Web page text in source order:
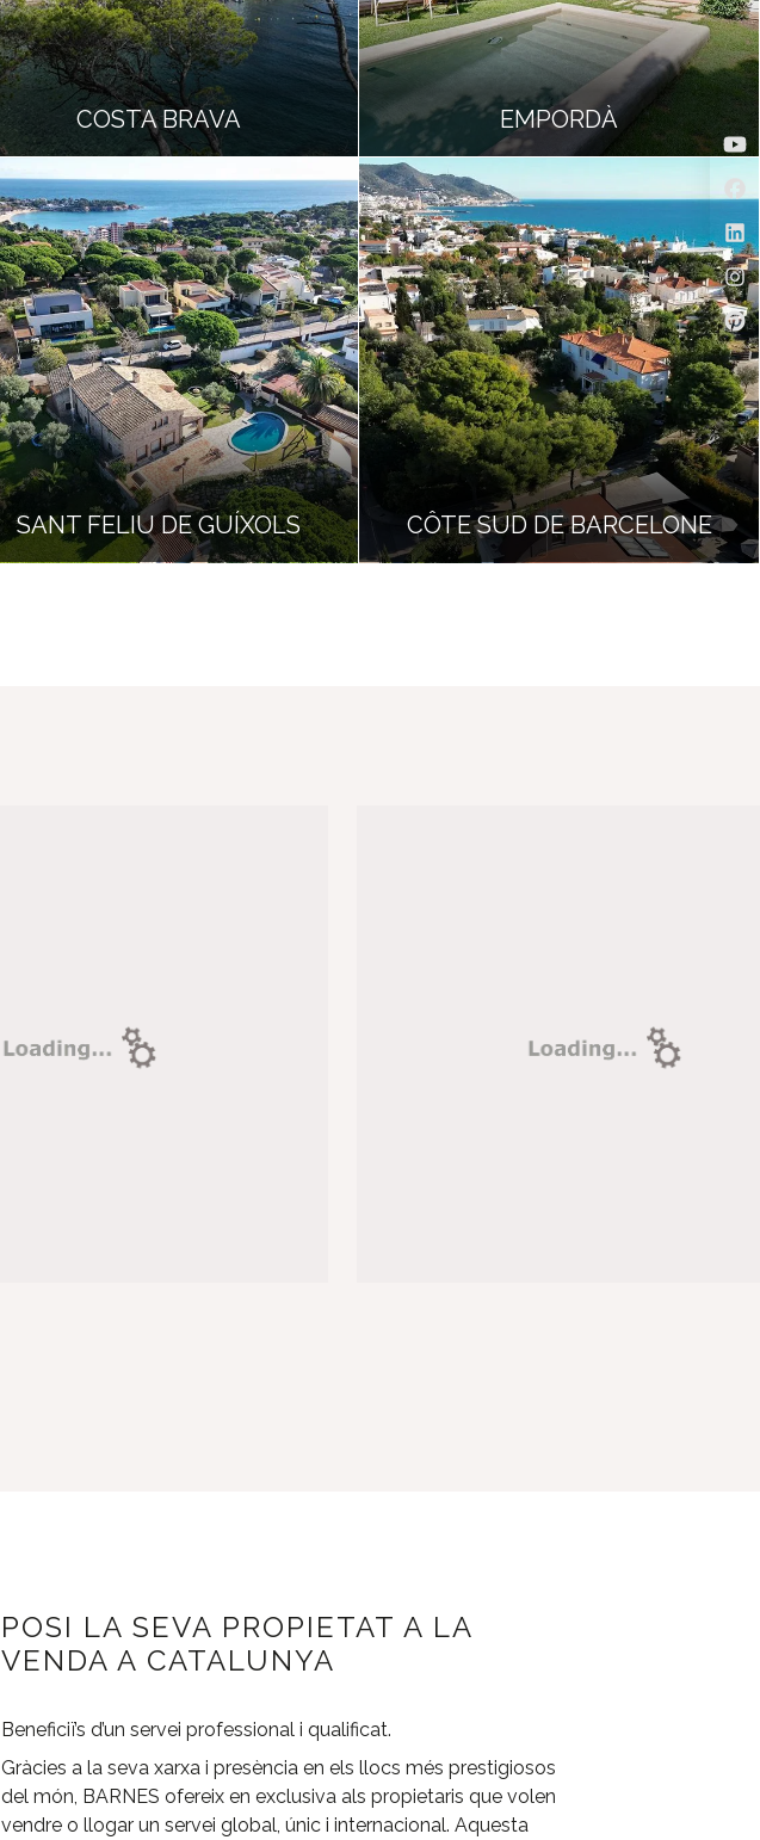
COSTA BRAVA EMPORDÀ
SANT FELIU DE GUÍXOLS CÔTE SUD DE BARCELONE
POSI LA SEVA PROPIETAT A LA
VENDA A CATALUNYA
Beneficiï’s d’un servei professional i qualificat.
Gràcies a la seva xarxa i presència en els llocs més prestigiosos
del món, BARNES ofereix en exclusiva als propietaris que volen
vendre o llogar un servei global, únic i internacional. Aquesta